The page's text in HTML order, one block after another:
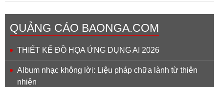
QUẢNG CÁO BAONGA.COM
THIẾT KẾ ĐỒ HỌA ỨNG DỤNG AI 2026
Album nhạc không lời: Liệu pháp chữa lành từ thiên
nhiên